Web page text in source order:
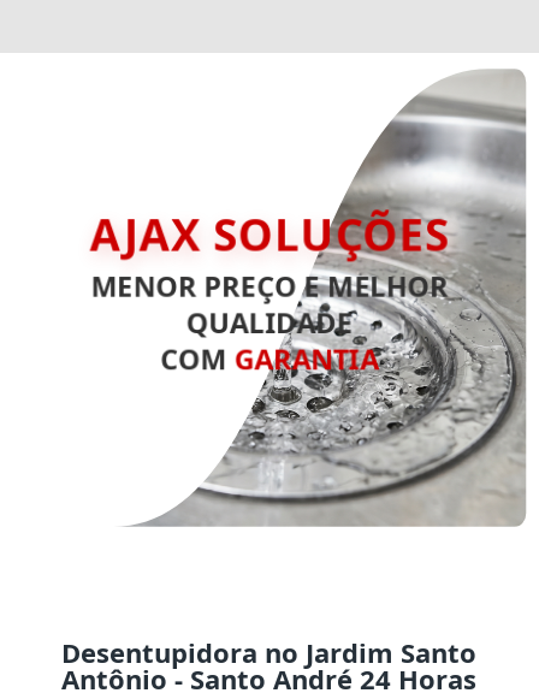
AJAX SOLUÇÕES
MENOR PREÇO E MELHOR
QUALIDADE
COMGARANTIA
Desentupidora no Jardim Santo
Antônio - Santo André 24 Horas